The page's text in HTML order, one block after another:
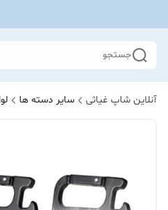
جستجو
آنلاین شاپ غیاثی سایر دسته ها